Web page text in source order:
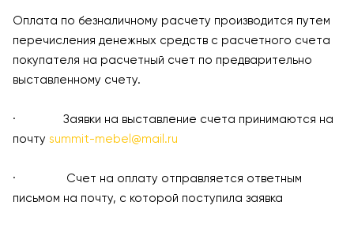
Оплата по безналичному расчету производится путем
перечисления денежных средств с расчетного счета
покупателя на расчетный счет по предварительно
выставленному счету.
· Заявки на выставление счета принимаются на
почту summit-mebel@mail.ru
· Счет на оплату отправляется ответным
письмом на почту, с которой поступила заявка